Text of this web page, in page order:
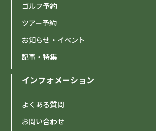
ゴルフ予約
ツアー予約
お知らせ・イベント
記事・特集
インフォメーション
よくある質問
お問い合わせ